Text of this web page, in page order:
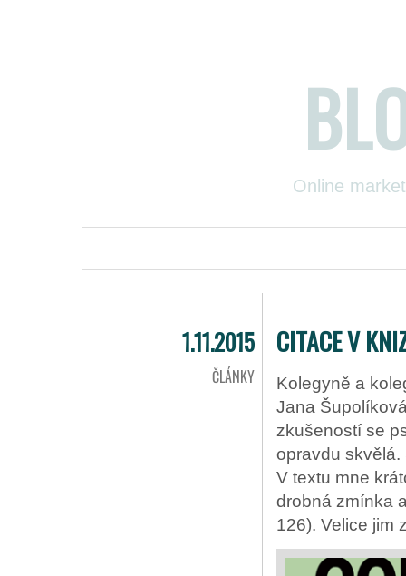
Online
1.11.2015
ČLÁNKY
CITACE V
Kolegyně a
Jana
zkušeností se
opravdu skvělá.
V textu mne
drobná zmínka
126). Velice jim